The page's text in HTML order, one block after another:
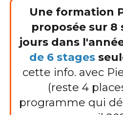
Une formation
proposée sur 8
jours dans
de 6 stages
cette info. avec
(reste 4
programme qui